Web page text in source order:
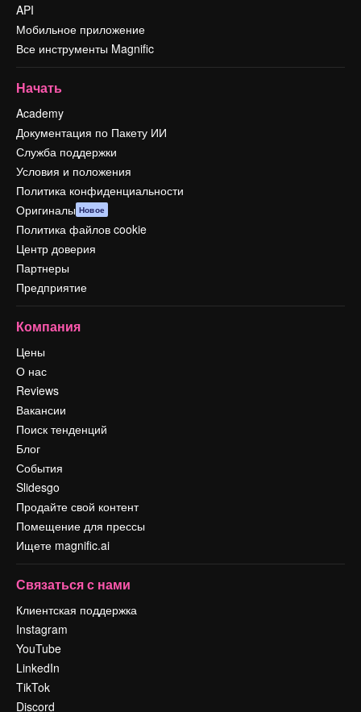
API
Мобильное приложение
Все инструменты Magnific
Начать
Academy
Документация по Пакету ИИ
Служба поддержки
Условия и положения
Политика конфиденциальности
Оригиналы Новое
Политика файлов cookie
Центр доверия
Партнеры
Предприятие
Компания
Цены
О нас
Reviews
Вакансии
Поиск тенденций
Блог
События
Slidesgo
Продайте свой контент
Помещение для прессы
Ищете magnific.ai
Связаться с нами
Клиентская поддержка
Instagram
YouTube
LinkedIn
TikTok
Discord